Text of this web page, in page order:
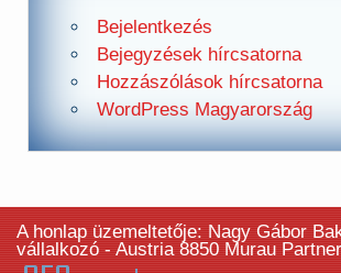
Bejelentkezés
Bejegyzések hírcsatorna
Hozzászólások hírcsatorna
WordPress Magyarország
A honlap üzemeltetője: Nagy Gábor
vállalkozó - Austria 8850 Murau